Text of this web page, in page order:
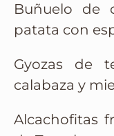
Buñuelo de
patata con
Gyozas de
calabaza y
Alcachofitas